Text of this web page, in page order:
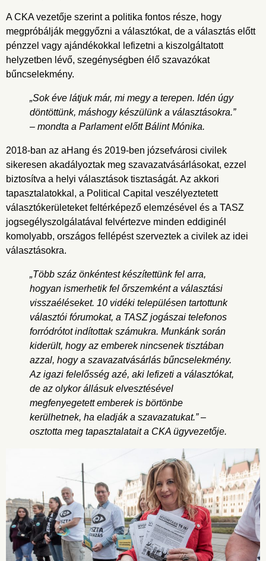
A CKA vezetője szerint a politika fontos része, hogy
megpróbálják meggyőzni a választókat, de a választás előtt
pénzzel vagy ajándékokkal lefizetni a kiszolgáltatott
helyzetben lévő, szegénységben élő szavazókat
bűncselekmény.
„Sok éve látjuk már, mi megy a terepen. Idén úgy
döntöttünk, máshogy készülünk a választásokra.”
– mondta a Parlament előtt Bálint Mónika.
2018-ban az aHang és 2019-ben józsefvárosi civilek
sikeresen akadályoztak meg szavazatvásárlásokat, ezzel
biztosítva a helyi választások tisztaságát. Az akkori
tapasztalatokkal, a Political Capital veszélyeztetett
választókerületeket feltérképező elemzésével és a TASZ
jogsegélyszolgálatával felvértezve minden eddiginél
komolyabb, országos fellépést szerveztek a civilek az idei
választásokra.
„Több száz önkéntest készítettünk fel arra,
hogyan ismerhetik fel őrszemként a választási
visszaéléseket. 10 vidéki településen tartottunk
választói fórumokat, a TASZ jogászai telefonos
forródrótot indítottak számukra. Munkánk során
kiderült, hogy az emberek nincsenek tisztában
azzal, hogy a szavazatvásárlás bűncselekmény.
Az igazi felelősség azé, aki lefizeti a választókat,
de az olykor állásuk elvesztésével
megfenyegetett emberek is börtönbe
kerülhetnek, ha eladják a szavazatukat.” –
osztotta meg tapasztalatait a CKA ügyvezetője.